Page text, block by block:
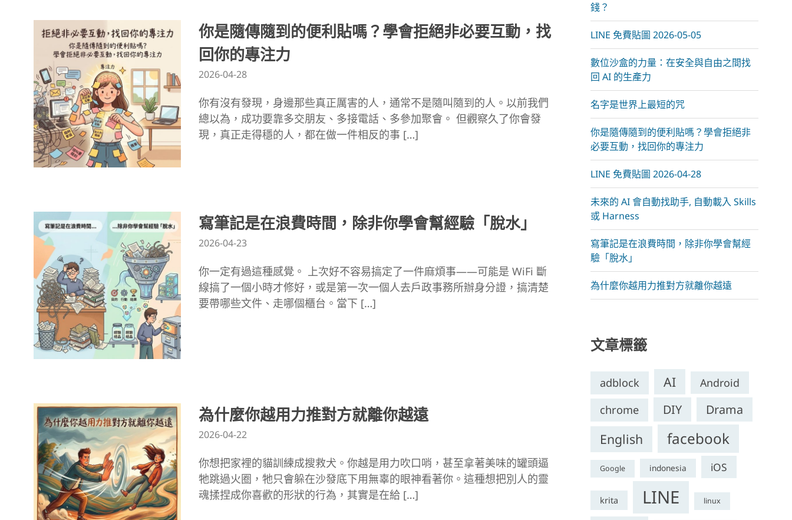
你是隨傳隨到的便利貼嗎？學會拒絕非必要互動，找
回你的專注力
2026-04-28
你有沒有發現，身邊那些真正厲害的人，通常不是隨叫隨到的人。以前我們
總以為，成功要靠多交朋友、多接電話、多參加聚會。 但觀察久了你會發
現，真正走得穩的人，都在做一件相反的事 […]
寫筆記是在浪費時間，除非你學會幫經驗「脫水」
2026-04-23
你一定有過這種感覺。 上次好不容易搞定了一件麻煩事——可能是 WiFi 斷
線搞了一個小時才修好，或是第一次一個人去戶政事務所辦身分證，搞清楚
要帶哪些文件、走哪個櫃台。當下 […]
為什麼你越用力推對方就離你越遠
2026-04-22
你想把家裡的貓訓練成搜救犬。你越是用力吹口哨，甚至拿著美味的罐頭逼
牠跳過火圈，牠只會躲在沙發底下用無辜的眼神看著你。這種想把別人的靈
魂揉捏成你喜歡的形狀的行為，其實是在給 […]
錢？
LINE 免費貼圖 2026-05-05
數位沙盒的力量：在安全與自由之間找
回 AI 的生產力
名字是世界上最短的咒
你是隨傳隨到的便利貼嗎？學會拒絕非
必要互動，找回你的專注力
LINE 免費貼圖 2026-04-28
未來的 AI 會自動找助手, 自動載入 Skills
或 Harness
寫筆記是在浪費時間，除非你學會幫經
驗「脫水」
為什麼你越用力推對方就離你越遠
文章標籤
adblock AI
Android
chrome
DIY Drama
English facebook
Google indonesia iOS
krita LINE linux